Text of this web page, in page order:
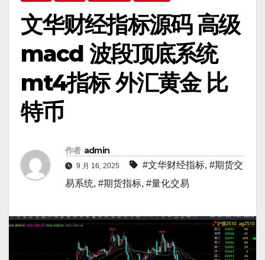
文华财经指标源码 高级
macd 波段顶底系统
mt4指标 外汇黄金 比
特币
作者 admin
9 月 16, 2025 #文华财经指标, #期货交
易系统, #期货指标, #量化交易